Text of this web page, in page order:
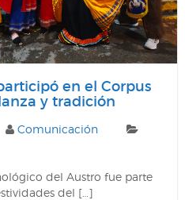
en el Corpus
y tradición
Comunicación
del Austro fue parte
del […]